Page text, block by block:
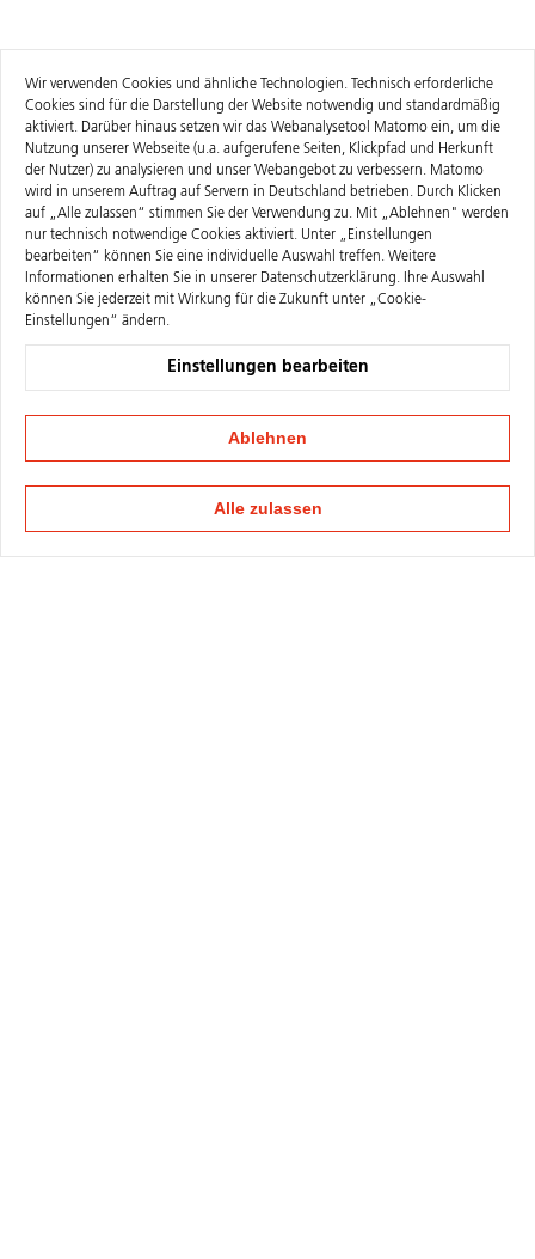
Wir verwenden Cookies und ähnliche Technologien. Technisch erforderliche
Cookies sind für die Darstellung der Website notwendig und standardmäßig
aktiviert. Darüber hinaus setzen wir das Webanalysetool Matomo ein, um die
Nutzung unserer Webseite (u.a. aufgerufene Seiten, Klickpfad und Herkunft
der Nutzer) zu analysieren und unser Webangebot zu verbessern. Matomo
wird in unserem Auftrag auf Servern in Deutschland betrieben. Durch Klicken
auf „Alle zulassen“ stimmen Sie der Verwendung zu. Mit „Ablehnen" werden
nur technisch notwendige Cookies aktiviert. Unter „Einstellungen
bearbeiten“ können Sie eine individuelle Auswahl treffen. Weitere
Informationen erhalten Sie in unserer Datenschutzerklärung. Ihre Auswahl
können Sie jederzeit mit Wirkung für die Zukunft unter „Cookie-
Einstellungen“ ändern.
Einstellungen bearbeiten
Ablehnen
Alle zulassen